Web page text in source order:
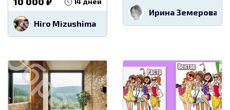
Hiro Mizushima
Ирина Земерова